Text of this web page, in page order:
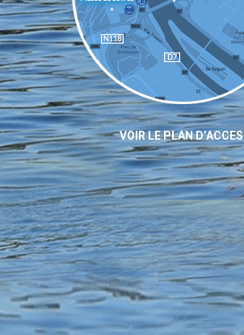
VOIR LE PLAN D’ACCES